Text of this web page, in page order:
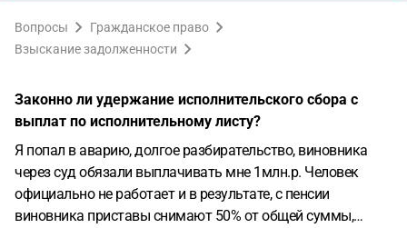
Вопросы
Гражданское право
Взыскание задолженности
Законно ли удержание исполнительского сбора с
выплат по исполнительному листу?
Я попал в аварию, долгое разбирательство, виновника
через суд обязали выплачивать мне 1млн.р. Человек
официально не работает и в результате, с пенсии
виновника приставы снимают 50% от общей суммы,